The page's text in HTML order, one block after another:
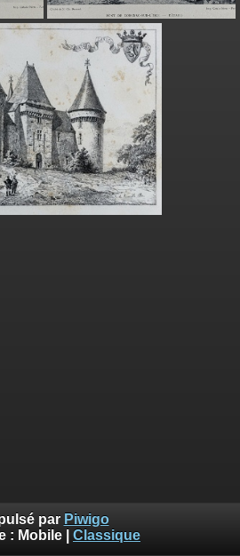
par Piwigo
: Mobile Classique